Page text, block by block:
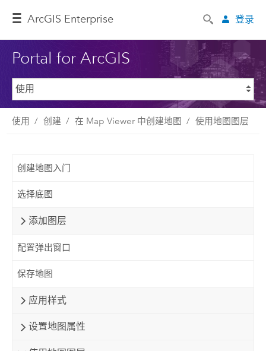
ArcGIS Enterprise 登录
Portal for ArcGIS
使用 创建 在 Map Viewer 中创建地图 使用地图图层
创建地图入门
选择底图
添加图层
配置弹出窗口
保存地图
应用样式
设置地图属性